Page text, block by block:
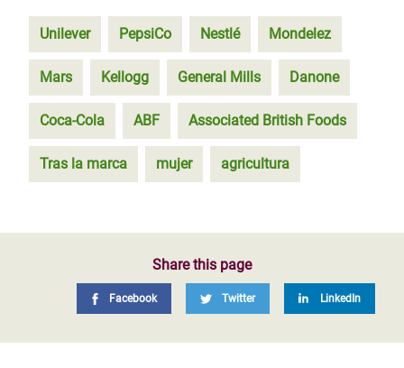
Unilever PepsiCo Nestlé Mondelez
Mars Kellogg General Mills Danone
Coca-Cola ABF Associated British Foods
Tras la marca mujer agricultura
Share this page
Facebook Twitter LinkedIn